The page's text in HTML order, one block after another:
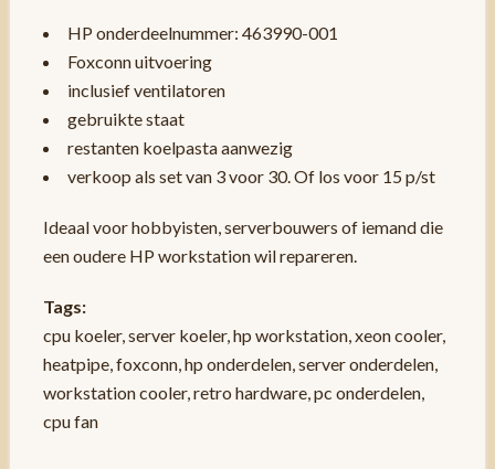
HP onderdeelnummer: 463990-001
Foxconn uitvoering
inclusief ventilatoren
gebruikte staat
restanten koelpasta aanwezig
verkoop als set van 3 voor 30. Of los voor 15 p/st
Ideaal voor hobbyisten, serverbouwers of iemand die
een oudere HP workstation wil repareren.
Tags:
cpu koeler, server koeler, hp workstation, xeon cooler,
heatpipe, foxconn, hp onderdelen, server onderdelen,
workstation cooler, retro hardware, pc onderdelen,
cpu fan